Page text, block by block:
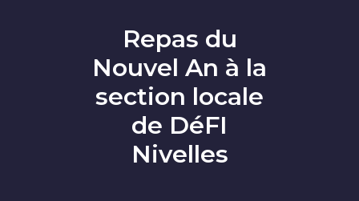
Repas du
Nouvel An à la
section locale
de DéFI
Nivelles